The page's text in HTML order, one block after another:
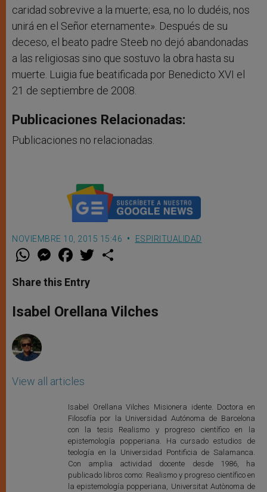
caridad sobrevive a la muerte; esa, no lo dudéis, nos
unirá en el Señor eternamente». Después de su
deceso, el beato padre Steeb no dejó abandonadas
a las religiosas sino que sostuvo la obra hasta su
muerte. Luigia fue beatificada por Benedicto XVI el
21 de septiembre de 2008.
Publicaciones Relacionadas:
Publicaciones no relacionadas.
NOVIEMBRE 10, 2015 15:46 ESPIRITUALIDAD
W
t
s
p
p
M
e
s
e
g
e
F
a
e
b
o
k
w
r
Share this Entry
Isabel Orellana Vilches
View all articles
Isabel Orellana Vilches Misionera idente. Doctora en
Filosofía por la Universidad Autónoma de Barcelona
con la tesis Realismo y progreso científico en la
epistemología popperiana. Ha cursado estudios de
teología en la Universidad Pontificia de Salamanca.
Con amplia actividad docente desde 1986, ha
publicado libros como: Realismo y progreso científico en
la epistemología popperiana, Universitat Autònoma de